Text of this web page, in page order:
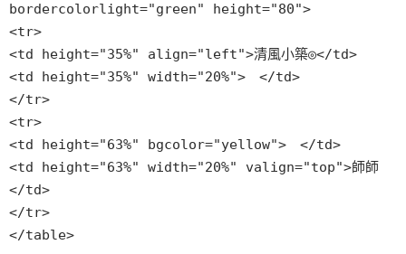
bordercolorlight="green" height="80">
<tr>
<td height="35%" align="left">清風小築◎</td>
<td height="35%" width="20%"> </td>
</tr>
<tr>
<td height="63%" bgcolor="yellow"> </td>
<td height="63%" width="20%" valign="top">師師
</td>
</tr>
</table>